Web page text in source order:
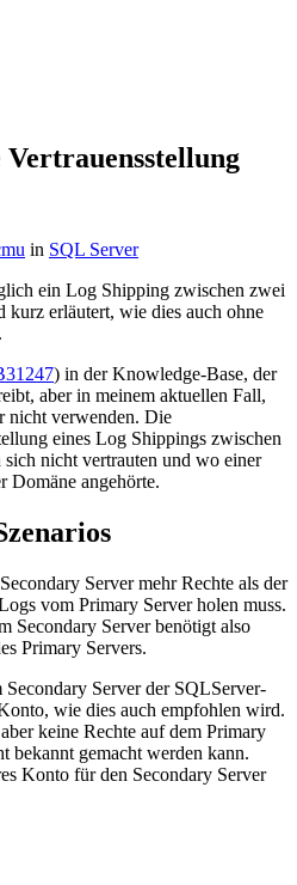
in SQL Server
ein Log Shipping zwischen zwei
kurz erläutert, wie dies auch ohne
) in der Knowledge-Base, der
aber in meinem aktuellen Fall,
nicht verwenden. Die
eines Log Shippings zwischen
nicht vertrauten und wo einer
Domäne angehörte.
Server mehr Rechte als der
vom Primary Server holen muss.
Secondary Server benötigt also
Primary Servers.
Server der SQLServer-
wie dies auch empfohlen wird.
keine Rechte auf dem Primary
bekannt gemacht werden kann.
Konto für den Secondary Server